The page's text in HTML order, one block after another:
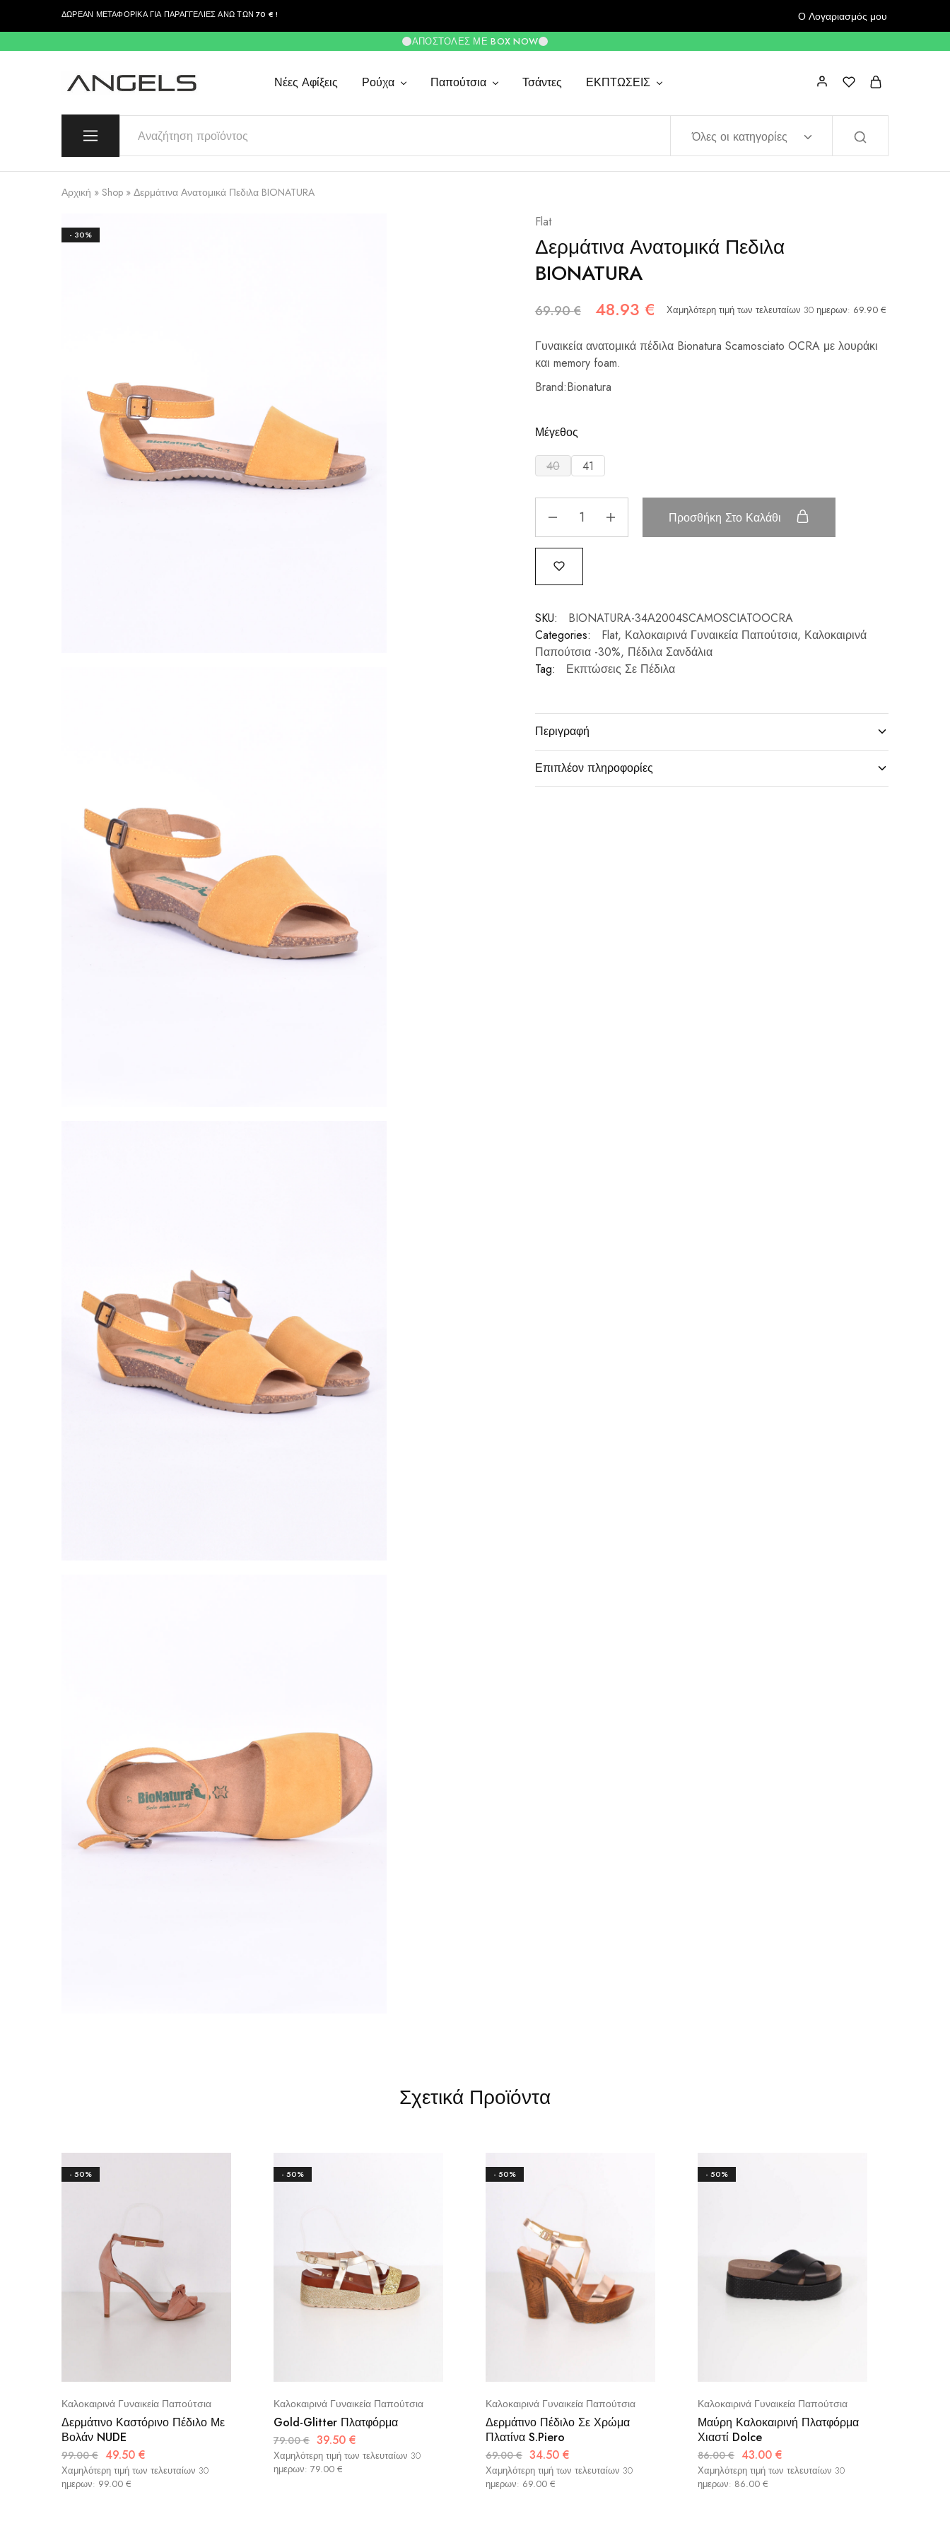
περιεχόμενοΔΩΡΕΑΝ ΜΕΤΑΦΟΡΙΚΑ ΓΙΑ ΠΑΡΑΓΓΕΛΙΕΣ ΑΝΩ ΤΩΝ 70 € ! Ο Λογαριασμός μου
ΑΠΟΣΤΟΛΈΣ ΜΕ BOX NOW
Angels
Greek
Quality
Νέες Αφίξεις Ρούχα Παπούτσια Τσάντες ΕΚΠΤΩΣΕΙΣ
Όλες οι κατηγορίες
Αρχική » Shop » Δερμάτινα Ανατομικά Πεδιλα BIONATURA
- 30%
Flat
Δερμάτινα Ανατομικά Πεδιλα
BIONATURA
69.90€ 48.93 € Χαμηλότερη τιμή των τελευταίων 30 ημερων: 69.90 €
Γυναικεία ανατομικά πέδιλα Bionatura Scamosciato OCRA με λουράκι
και memory foam.
Brand:Bionatura
Μέγεθος
40 41
Προσθήκη Στο Καλάθι
SKU:
BIONATURA-34Α2004SCAMOSCIATOOCRA
Categories:
Flat, Καλοκαιρινά Γυναικεία Παπούτσια, Καλοκαιρινά
Παπούτσια -30%, Πέδιλα Σανδάλια
Tag:
Εκπτώσεις Σε Πέδιλα
Περιγραφή
Επιπλέον πληροφορίες
Σχετικά Προϊόντα
- 50%
Καλοκαιρινά Γυναικεία Παπούτσια
Δερμάτινο Καστόρινο Πέδιλο Με
Βολάν NUDE
99.00€ 49.50 €
Χαμηλότερη τιμή των τελευταίων 30
ημερων: 99.00 €
- 50%
Καλοκαιρινά Γυναικεία Παπούτσια
Gold-Glitter Πλατφόρμα
79.00€ 39.50 €
Χαμηλότερη τιμή των τελευταίων 30
ημερων: 79.00 €
- 50%
Καλοκαιρινά Γυναικεία Παπούτσια
Δερμάτινο Πέδιλο Σε Χρώμα
Πλατίνα S.Piero
69.00€ 34.50 €
Χαμηλότερη τιμή των τελευταίων 30
ημερων: 69.00 €
- 50%
Καλοκαιρινά Γυναικεία Παπούτσια
Μαύρη Καλοκαιρινή Πλατφόρμα
Χιαστί Dolce
86.00€ 43.00 €
Χαμηλότερη τιμή των τελευταίων 30
ημερων: 86.00 €